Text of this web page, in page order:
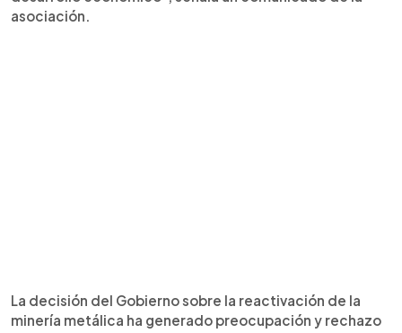
asociación.
La decisión del Gobierno sobre la reactivación de la
minería metálica ha generado preocupación y rechazo